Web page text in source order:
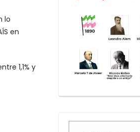
lo
en
1,1% y